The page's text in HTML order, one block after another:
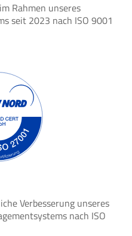
Rahmen unseres
seit 2023 nach ISO 9001
Verbesserung unseres
nach ISO